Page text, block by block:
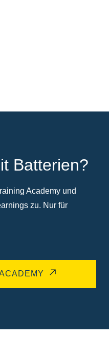
Batterien?
Academy und
zu. Nur für